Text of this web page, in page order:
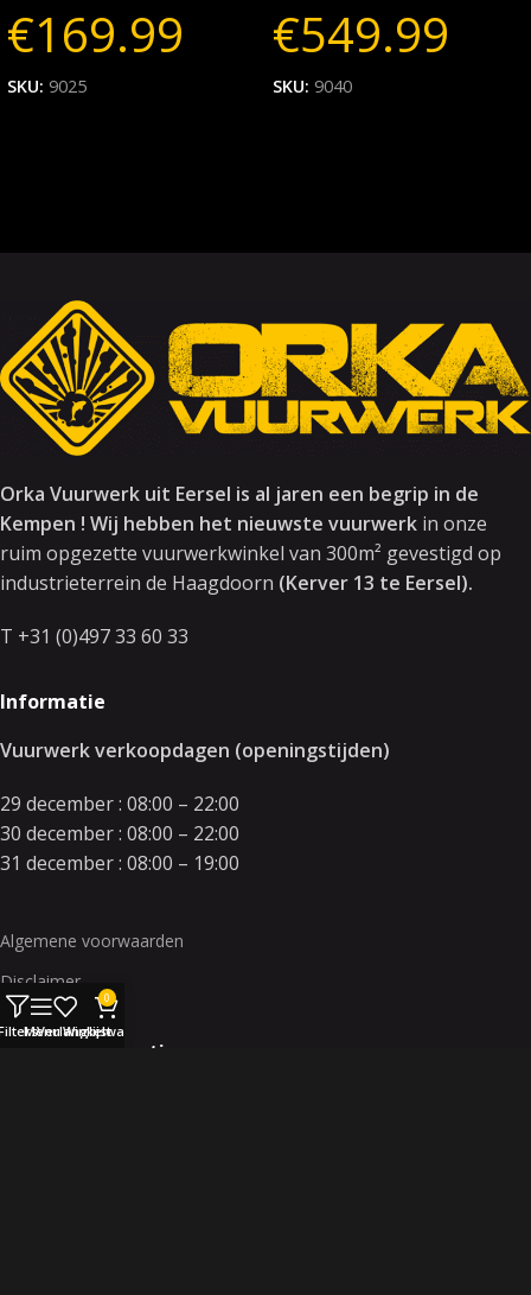
€169.99
SKU: 9025
€549.99
SKU: 9040
Orka Vuurwerk uit Eersel is al jaren een begrip in de
Kempen ! Wij hebben het nieuwste vuurwerk in onze
ruim opgezette vuurwerkwinkel van 300m² gevestigd op
industrieterrein de Haagdoorn (Kerver 13 te Eersel).
T +31 (0)497 33 60 33
Informatie
Vuurwerk verkoopdagen (openingstijden)
29 december : 08:00 – 22:00
30 december : 08:00 – 22:00
31 december : 08:00 – 19:00
Algemene voorwaarden
Disclaimer
Contact en locatie
Menu
Verlanglijst
0
Winkelwagen